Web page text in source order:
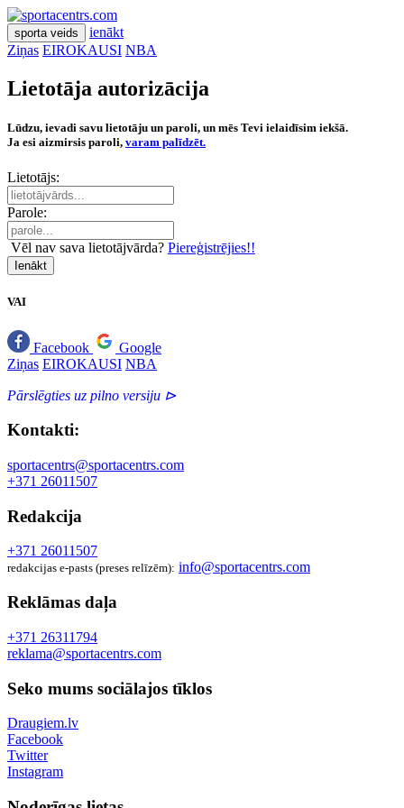
sporta veids
ienākt
Ziņas EIROKAUSI NBA
Lietotāja autorizācija
Lūdzu, ievadi savu lietotāju un paroli, un mēs Tevi ielaidīsim iekšā.
Ja esi aizmirsis paroli, varam palīdzēt.
Lietotājs:
Parole:
Vēl nav sava lietotājvārda? Piereģistrējies!!
Ienākt
VAI
Facebook
Google
Ziņas EIROKAUSI NBA
Pārslēgties uz pilno versiju ⊳
Kontakti:
sportacentrs@sportacentrs.com
+371 26011507
Redakcija
+371 26011507
redakcijas e-pasts (preses relīzēm): info@sportacentrs.com
Reklāmas daļa
+371 26311794
reklama@sportacentrs.com
Seko mums sociālajos tīklos
Draugiem.lv
Facebook
Twitter
Instagram